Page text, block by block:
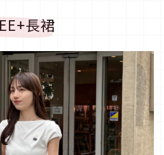
長裙